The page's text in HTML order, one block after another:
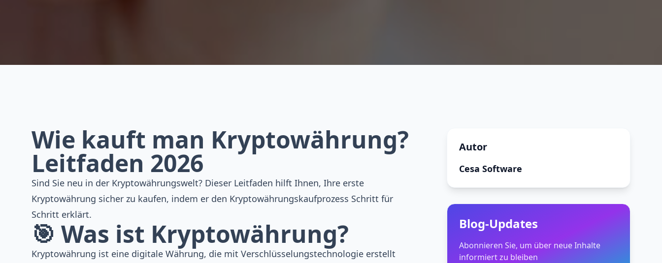
Wie kauft man Kryptowährung?
Leitfaden 2026
Sind Sie neu in der Kryptowährungswelt? Dieser Leitfaden hilft Ihnen, Ihre erste
Kryptowährung sicher zu kaufen, indem er den Kryptowährungskaufprozess Schritt für
Schritt erklärt.
🎯 Was ist Kryptowährung?
Kryptowährung ist eine digitale Währung, die mit Verschlüsselungstechnologie erstellt
Autor
Cesa Software
Blog-Updates
Abonnieren Sie, um über neue Inhalte
informiert zu bleiben